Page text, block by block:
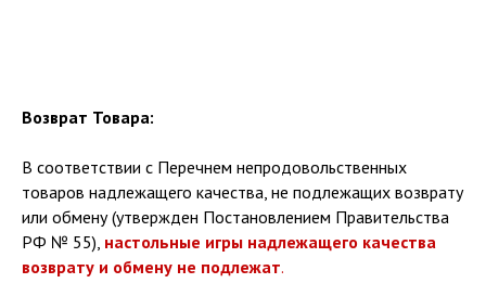
Возврат Товара:
В соответствии с Перечнем непродовольственных
товаров надлежащего качества, не подлежащих возврату
или обмену (утвержден Постановлением Правительства
РФ № 55), настольные игры надлежащего качества
возврату и обмену не подлежат.